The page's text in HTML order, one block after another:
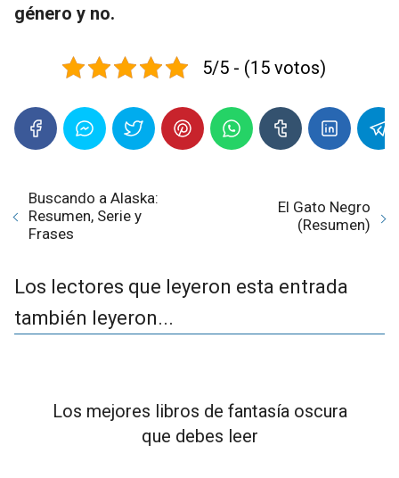
género y no.
5/5 - (15 votos)
Buscando a Alaska:
Resumen, Serie y
Frases
El Gato Negro
(Resumen)
Los lectores que leyeron esta entrada
también leyeron...
Los mejores libros de fantasía oscura
que debes leer